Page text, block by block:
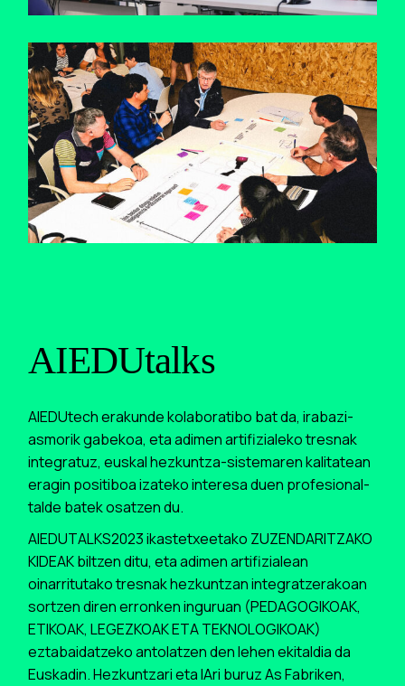
AIEDUtalks
AIEDUtech erakunde kolaboratibo bat da, irabazi-
asmorik gabekoa, eta adimen artifizialeko tresnak
integratuz, euskal hezkuntza-sistemaren kalitatean
eragin positiboa izateko interesa duen profesional-
talde batek osatzen du.
AIEDUTALKS2023 ikastetxeetako ZUZENDARITZAKO
KIDEAK biltzen ditu, eta adimen artifizialean
oinarritutako tresnak hezkuntzan integratzerakoan
sortzen diren erronken inguruan (PEDAGOGIKOAK,
ETIKOAK, LEGEZKOAK ETA TEKNOLOGIKOAK)
eztabaidatzeko antolatzen den lehen ekitaldia da
Euskadin. Hezkuntzari eta IAri buruz As Fabriken,